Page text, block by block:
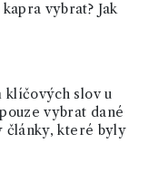
vybrat? Jak
klíčových slov u
vybrat dané
články, které byly